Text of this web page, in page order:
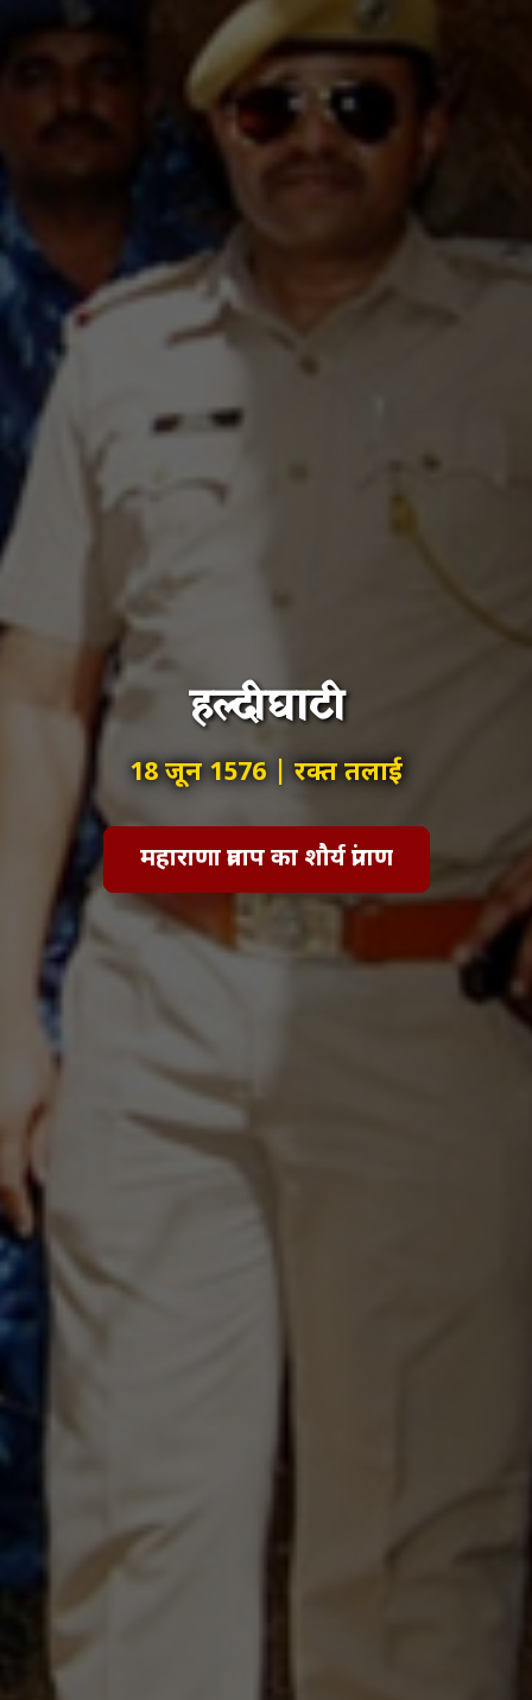
हल्दीघाटी
18 जून 1576 | रक्त तलाई
महाराणा प्रताप का शौर्य प्रांगण